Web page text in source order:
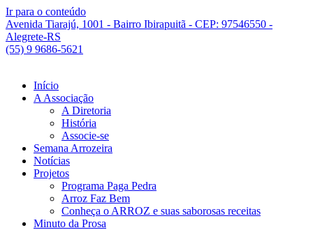
Ir para o conteúdo
Avenida Tiarajú, 1001 - Bairro Ibirapuitã - CEP: 97546550 -
Alegrete-RS
(55) 9 9686-5621
Início
A Associação
A Diretoria
História
Associe-se
Semana Arrozeira
Notícias
Projetos
Programa Paga Pedra
Arroz Faz Bem
Conheça o ARROZ e suas saborosas receitas
Minuto da Prosa